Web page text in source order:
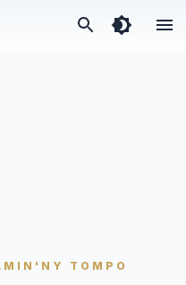
TOMPO
mba-hankasitrahan-